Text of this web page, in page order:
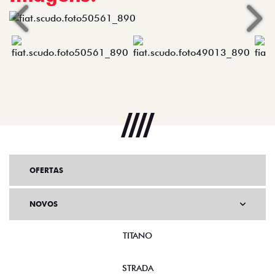
Anterior
OFERTAS
NOVOS
TITANO
STRADA